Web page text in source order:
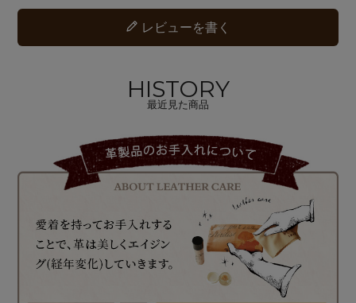
レビューを書く
HISTORY
最近見た商品